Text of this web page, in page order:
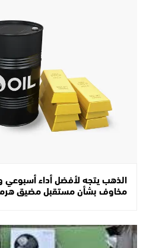
الذهب يتجه لأفضل أداء
مخاوف بشأن مستقبل مضيق